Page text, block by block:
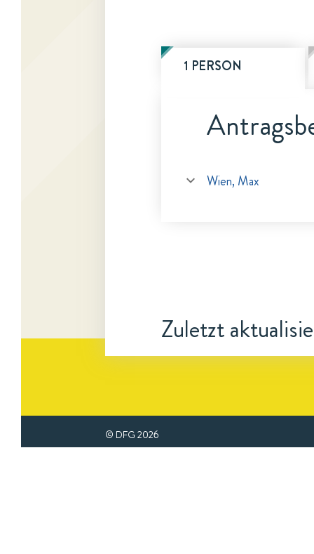
1 PERSON
Wien, Max
Zuletzt
© DFG 2026